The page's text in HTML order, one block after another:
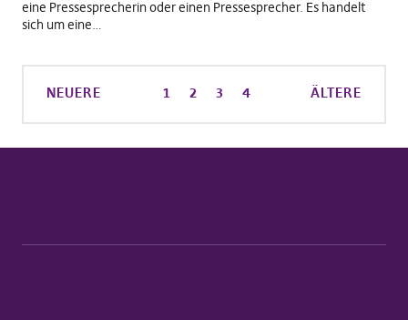
eine Pressesprecherin oder einen Pressesprecher. Es handelt
sich um eine…
NEUERE 1 2 3 4 ÄLTERE